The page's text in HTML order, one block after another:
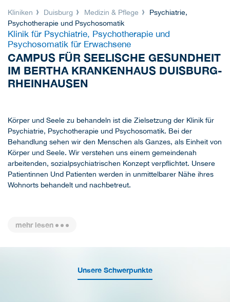
Kliniken Duisburg Medizin & Pflege
Psychiatrie,
Psychotherapie und Psychosomatik
Klinik für Psychiatrie, Psychotherapie und
Psychosomatik für Erwachsene
CAMPUS FÜR SEELISCHE GESUNDHEIT
IM BERTHA KRANKENHAUS DUISBURG-
RHEINHAUSEN
Körper und Seele zu behandeln ist die Zielsetzung der Klinik für
Psychiatrie, Psychotherapie und Psychosomatik. Bei der
Behandlung sehen wir den Menschen als Ganzes, als Einheit von
Körper und Seele. Wir verstehen uns einem gemeindenah
arbeitenden, sozialpsychiatrischen Konzept verpflichtet. Unsere
Patientinnen Und Patienten werden in unmittelbarer Nähe ihres
Wohnorts behandelt und nachbetreut.
mehr lesen
Unsere Schwerpunkte